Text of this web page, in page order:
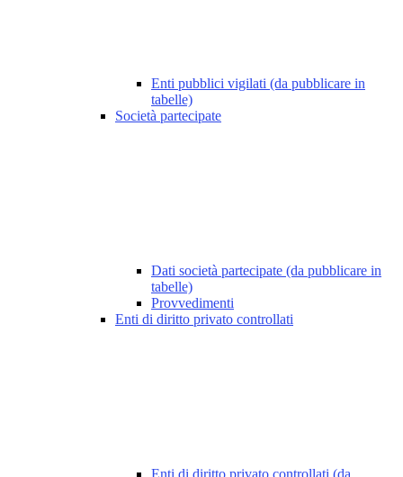
Enti pubblici vigilati (da pubblicare in
tabelle)
Società partecipate
Dati società partecipate (da pubblicare in
tabelle)
Provvedimenti
Enti di diritto privato controllati